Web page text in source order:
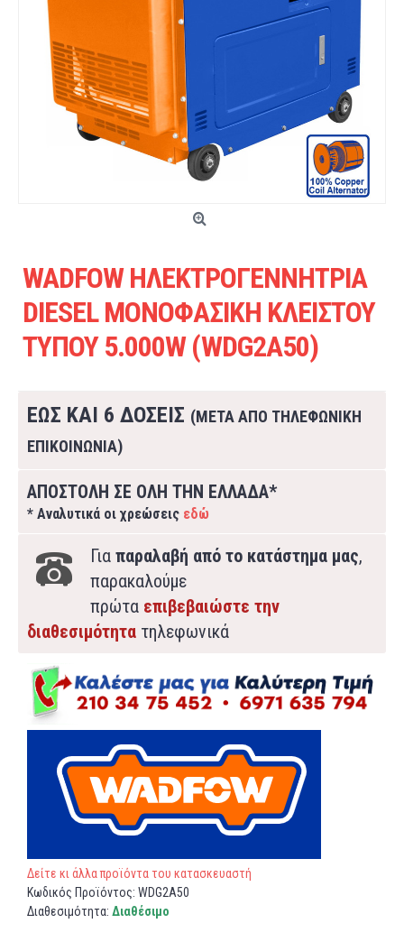
WADFOW ΗΛΕΚΤΡΟΓΕΝΝΗΤΡΙΑ
DIESEL ΜΟΝΟΦΑΣΙΚΗ ΚΛΕΙΣΤΟΥ
ΤΥΠΟΥ 5.000W (WDG2A50)
ΕΩΣ ΚΑΙ 6 ΔΟΣΕΙΣ (ΜΕΤΑ ΑΠΟ ΤΗΛΕΦΩΝΙΚΗ
ΕΠΙΚΟΙΝΩΝΙΑ)
ΑΠΟΣΤΟΛΗ ΣΕ ΟΛΗ ΤΗΝ ΕΛΛΑΔΑ*
* Αναλυτικά οι χρεώσεις εδώ
Για παραλαβή από το κατάστημα μας,
παρακαλούμε
πρώτα επιβεβαιώστε την
διαθεσιμότητα τηλεφωνικά
Δείτε κι άλλα προϊόντα του κατασκευαστή
Κωδικός Προϊόντος: WDG2A50
Διαθεσιμότητα: Διαθέσιμο